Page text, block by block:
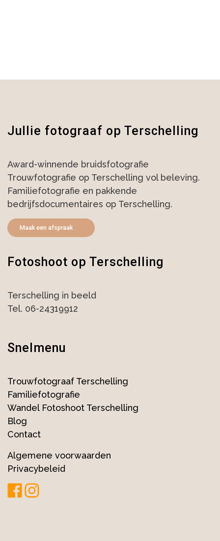
Jullie fotograaf op Terschelling
Award-winnende bruidsfotografie
Trouwfotografie op Terschelling vol beleving.
Familiefotografie en pakkende
bedrijfsdocumentaires op Terschelling.
Maak een afspraak
Fotoshoot op Terschelling
Terschelling in beeld
Tel. 06-24319912
Snelmenu
Trouwfotograaf Terschelling
Familiefotografie
Wandel Fotoshoot Terschelling
Blog
Contact
Algemene voorwaarden
Privacybeleid